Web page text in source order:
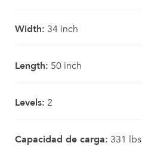
Width: 34 inch
Length: 50 inch
Levels: 2
Capacidad de carga: 331 lbs